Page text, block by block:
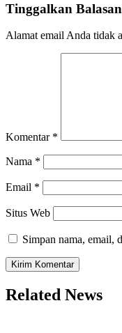
Tinggalkan Balasan
Alamat email Anda tidak
Komentar *
Nama *
Email *
Situs Web
Simpan nama, email,
Related News